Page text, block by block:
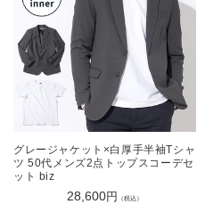
グレージャケット×白厚手半袖Tシャ
ツ 50代メンズ2点トップスコーデセ
ット biz
通
28,600円 （税込）